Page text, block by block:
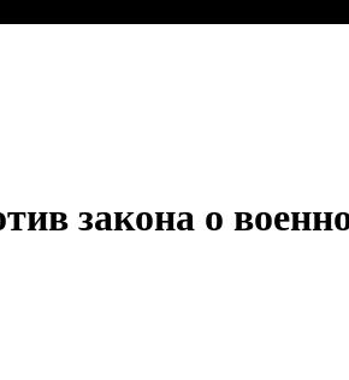
закона о